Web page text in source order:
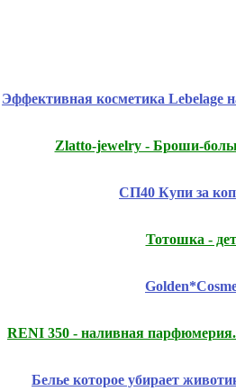
Эффективная косметика
Zlatto-jewelry - Броши-
СП40 Купи за
Тотошка -
RENI 350 - наливная
Белье которое убирает